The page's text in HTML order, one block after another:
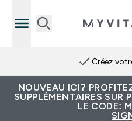
Créez
NOUVEAU ICI?
SUPPLÉMENTAIRES SUR
LE CODE: